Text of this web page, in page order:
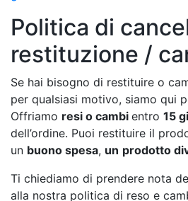
Politica di
restituzione /
Se hai bisogno di restituire o
per qualsiasi motivo, siamo qui
Offriamo resi o cambi entro 15
dell’ordine. Puoi restituire il
un buono spesa, un prodotto
Ti chiediamo di prendere nota
alla nostra politica di reso e